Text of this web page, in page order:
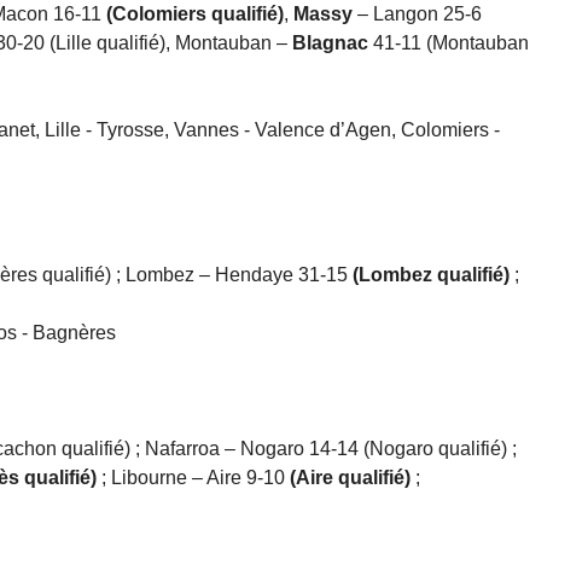
16-11 (Colomiers qualifié), Massy – Langon 25-6
20 (Lille qualifié), Montauban – Blagnac 41-11 (Montauban
Lille - Tyrosse, Vannes - Valence d’Agen, Colomiers -
qualifié) ; Lombez – Hendaye 31-15 (Lombez qualifié) ;
- Bagnères
qualifié) ; Nafarroa – Nogaro 14-14 (Nogaro qualifié) ;
qualifié) ; Libourne – Aire 9-10 (Aire qualifié) ;